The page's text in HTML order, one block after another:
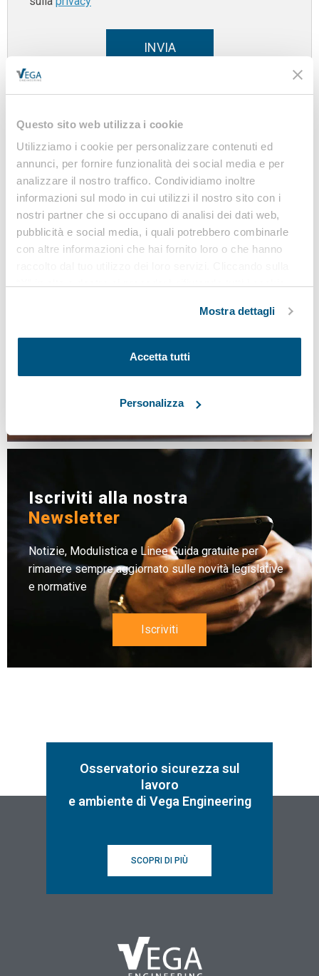
Questo sito web utilizza i cookie
Utilizziamo i cookie per personalizzare contenuti ed
annunci, per fornire funzionalità dei social media e per
analizzare il nostro traffico. Condividiamo inoltre
informazioni sul modo in cui utilizzi il nostro sito con i
nostri partner che si occupano di analisi dei dati web,
pubblicità e social media, i quali potrebbero combinarle
con altre informazioni che hai fornito loro o che hanno
Mostra dettagli
Accetta tutti
Personalizza
INVIA
LEGISLAZIONE
Osservatorio
sicurezza sul lavoro e
ambiente
di VEGA Engineering
Iscriviti alla nostra
Newsletter
Notizie, Modulistica e Linee Guida gratuite per
rimanere sempre aggiornato sulle novità legislative
e normative
Iscriviti
Osservatorio sicurezza sul
lavoro
e ambiente di Vega Engineering
SCOPRI DI PIÙ